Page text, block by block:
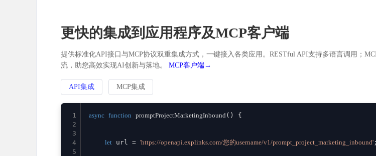
更快的集成到应用程序及MCP客户端
提供标准化API接口与MCP协议双重集成方式，一键接入各类应用。RESTful API支持多语言调用；
流，助您高效实现AI创新与落地。 MCP客户端→
API集成 MCP集成
1
2
3
4
5
async function promptProjectMarketingInbound( ) {
let url = 'https://openapi.explinks.com/您的username/v1/prompt_project_marketing_inbound' ;